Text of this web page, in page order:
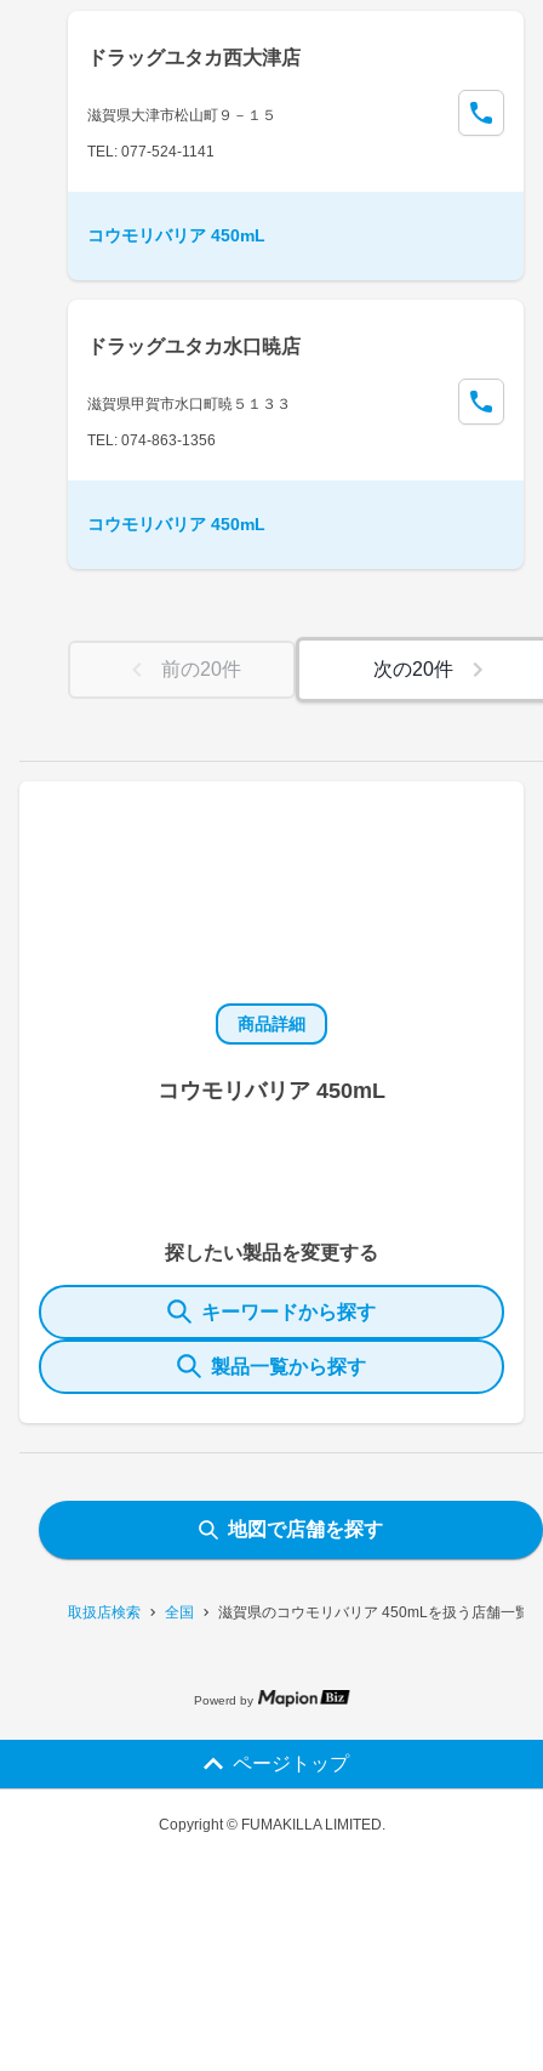
取扱店検索 全国 滋賀県のコウモリバリア 450mLを扱う店舗一覧
商品詳細
コウモリバリア 450mL
探したい製品を変更する
キーワードから探す
製品一覧から探す
ドラッグユタカ西大津店
滋賀県大津市松山町９－１５
TEL: 077-524-1141
コウモリバリア 450mL
ドラッグユタカ水口暁店
滋賀県甲賀市水口町暁５１３３
TEL: 074-863-1356
コウモリバリア 450mL
前の20件 次の20件
地図で店舗を探す
Powerd by
ページトップ
Copyright © FUMAKILLA LIMITED.